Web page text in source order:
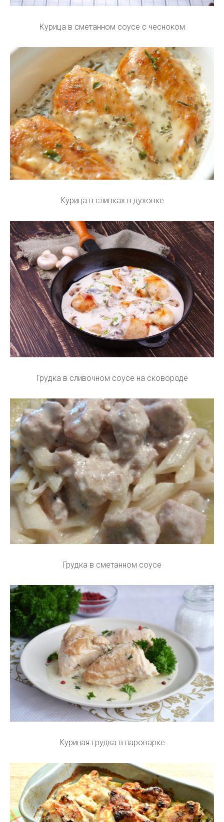
Курица в сметанном соусе с чесноком
Курица в сливках в духовке
Грудка в сливочном соусе на сковороде
Грудка в сметанном соусе
Куриная грудка в пароварке